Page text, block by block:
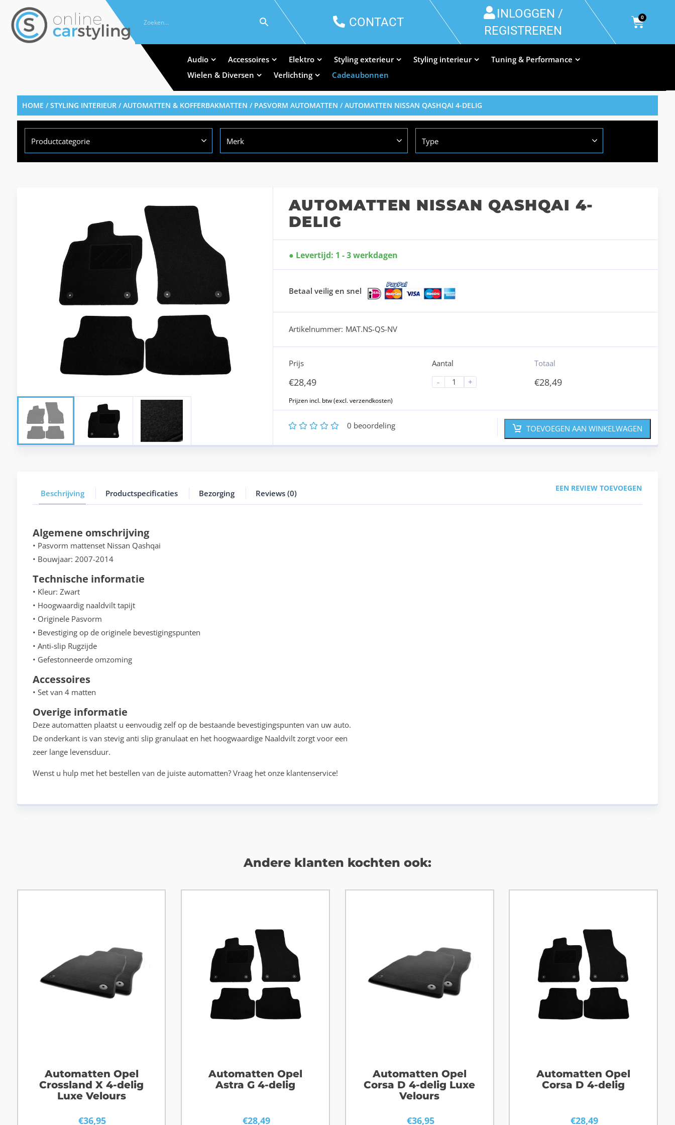
CONTACT
INLOGGEN /
REGISTREREN
0
Audio Accessoires Elektro Styling exterieur Styling interieur
Tuning & Performance
Wielen & Diversen
Verlichting Cadeaubonnen
HOME /STYLING INTERIEUR/AUTOMATTEN & KOFFERBAKMATTEN / PASVORM AUTOMATTEN / AUTOMATTEN NISSAN QASHQAI 4-DELIG
Productcategorie Merk Type
AUTOMATTEN NISSAN QASHQAI 4-
DELIG
Levertijd: 1 - 3 werkdagen
Betaal veilig en snel
Artikelnummer: MAT.NS-QS-NV
Prijs
€28,49
Aantal
-
+
Totaal
€28,49
5
4
3
2 0 beoordeling TOEVOEGEN AAN WINKELWAGEN
Beschrijving Productspecificaties Bezorging Reviews (0)
EEN REVIEW TOEVOEGEN
Algemene omschrijving
• Pasvorm mattenset Nissan Qashqai
• Bouwjaar: 2007-2014
Technische informatie
• Kleur: Zwart
• Hoogwaardig naaldvilt tapijt
• Originele Pasvorm
• Bevestiging op de originele bevestigingspunten
• Anti-slip Rugzijde
• Gefestonneerde omzoming
Accessoires
• Set van 4 matten
Overige informatie
Deze automatten plaatst u eenvoudig zelf op de bestaande bevestigingspunten van uw auto.
De onderkant is van stevig anti slip granulaat en het hoogwaardige Naaldvilt zorgt voor een
zeer lange levensduur.
Wenst u hulp met het bestellen van de juiste automatten? Vraag het onze klantenservice!
Andere klanten kochten ook:
Automatten Opel
Crossland X 4-delig
Luxe Velours
€36,95
Automatten Opel
Astra G 4-delig
€28,49
Automatten Opel
Corsa D 4-delig Luxe
Velours
€36,95
Automatten Opel
Corsa D 4-delig
€28,49